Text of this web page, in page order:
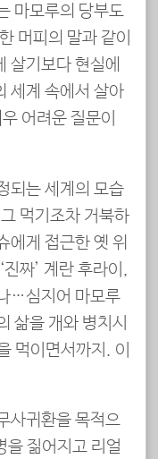
마모루의 당부도
머피의 말과 같이
살기보다 현실에
세계 속에서 살아
어려운 질문이
되는 세계의 모습
먹기조차 거북하
에게 접근한 옛 위
짜’ 계란 후라이,
…심지어 마모루
삶을 개와 병치시
먹이면서까지. 이
사귀환을 목적으
을 짊어지고 리얼